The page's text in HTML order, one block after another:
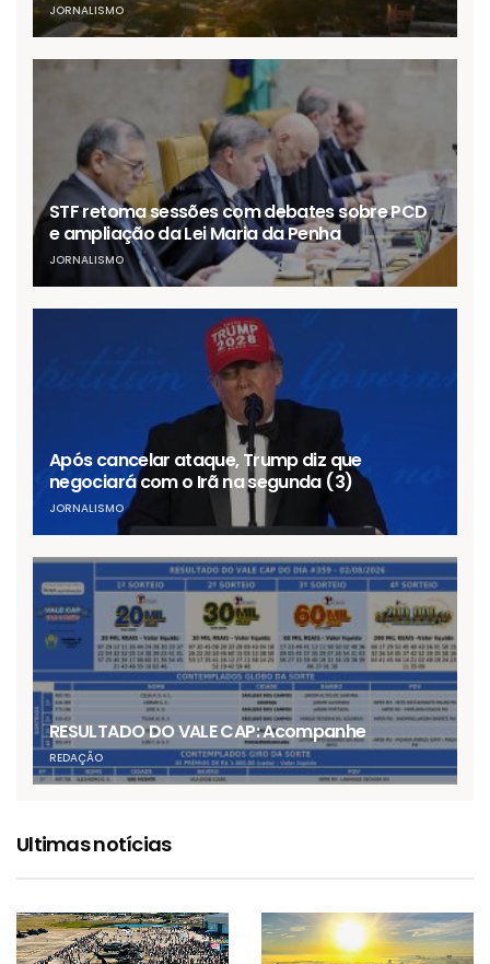
JORNALISMO
STF retoma sessões com debates sobre PCD
e ampliação da Lei Maria da Penha
JORNALISMO
Após cancelar ataque, Trump diz que
negociará com o Irã na segunda (3)
JORNALISMO
RESULTADO DO VALE CAP: Acompanhe
REDAÇÃO
Ultimas notícias